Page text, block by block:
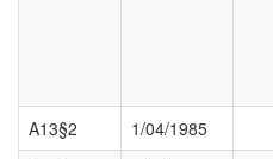
A13§2
1/04/1985